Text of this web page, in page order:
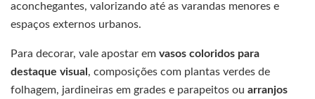
aconchegantes, valorizando até as varandas menores e
espaços externos urbanos.
Para decorar, vale apostar em vasos coloridos para
destaque visual , composições com plantas verdes de
folhagem, jardineiras em grades e parapeitos ou arranjos